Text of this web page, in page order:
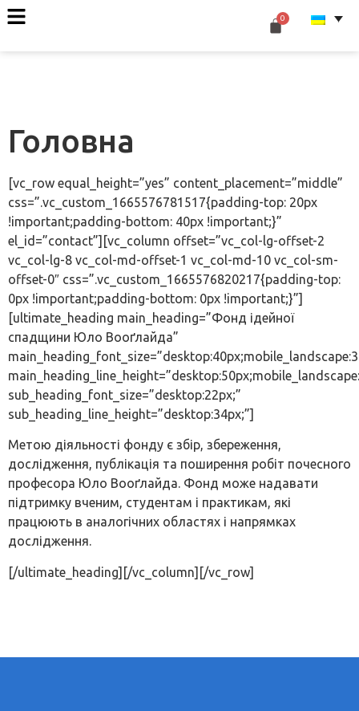
Головна
[vc_row equal_height=”yes” content_placement=”middle”
css=”.vc_custom_1665576781517{padding-top: 20px
!important;padding-bottom: 40px !important;}”
el_id=”contact”][vc_column offset=”vc_col-lg-offset-2
vc_col-lg-8 vc_col-md-offset-1 vc_col-md-10 vc_col-sm-
offset-0″ css=”.vc_custom_1665576820217{padding-top:
0px !important;padding-bottom: 0px !important;}”]
[ultimate_heading main_heading=”Фонд ідейної
спадщини Юло Вооґлайда”
sub_heading_font_size=”desktop:22px;”
sub_heading_line_height=”desktop:34px;”]
Метою діяльності фонду є збір, збереження,
дослідження, публікація та поширення робіт почесного
професора Юло Вооґлайда. Фонд може надавати
підтримку вченим, студентам і практикам, які
працюють в аналогічних областях і напрямках
дослідження.
[/ultimate_heading][/vc_column][/vc_row]